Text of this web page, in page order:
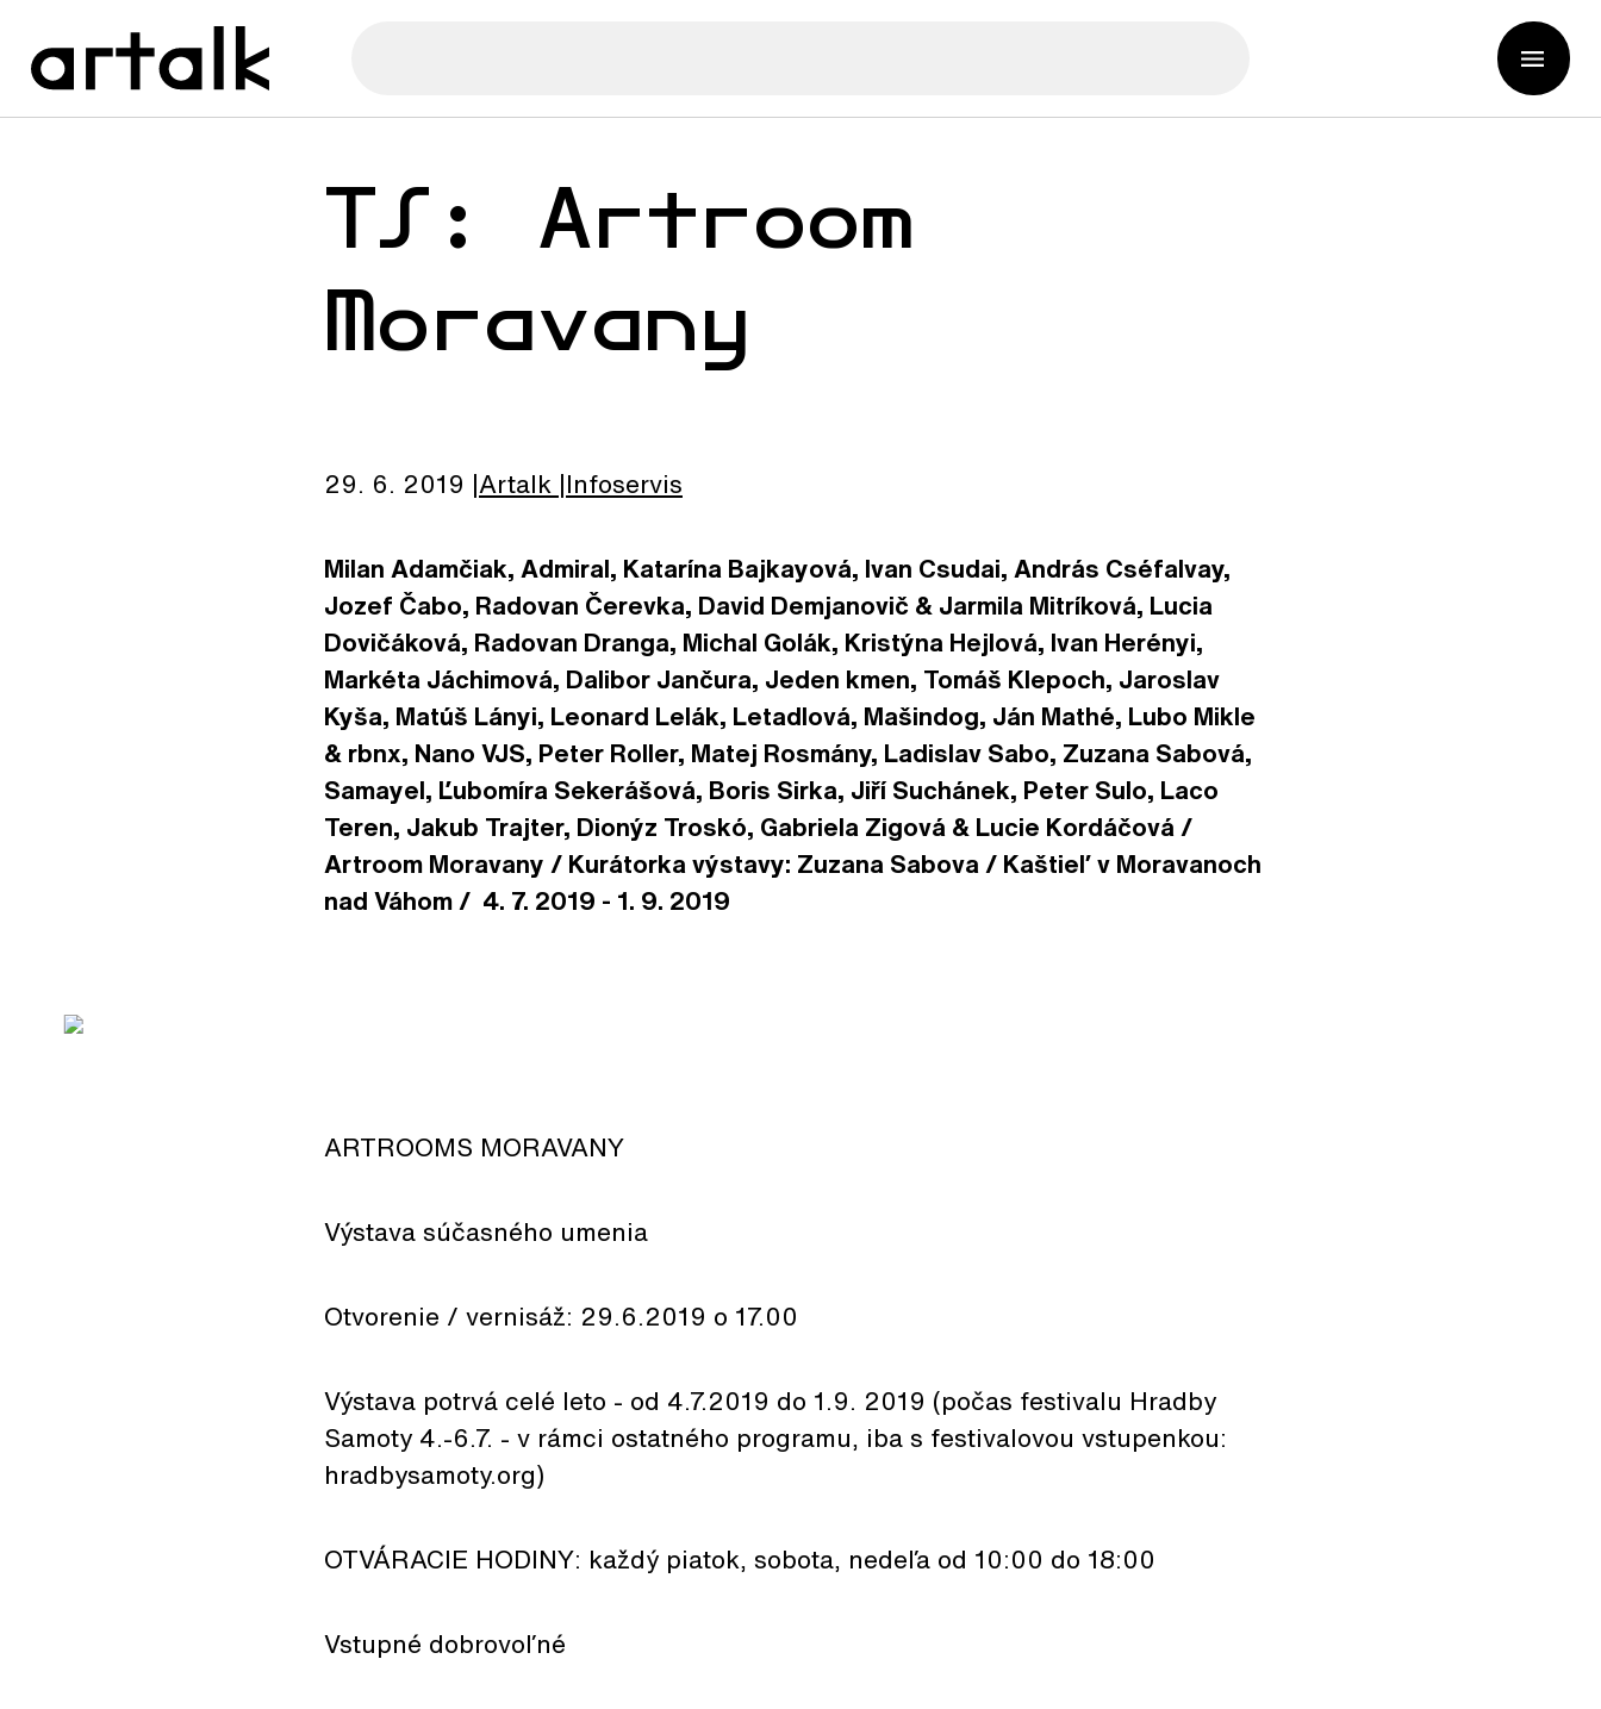
TS: Artroom
Moravany
29. 6. 2019 Artalk Infoservis
Milan Adamčiak, Admiral, Katarína Bajkayová, Ivan Csudai, András Cséfalvay,
Jozef Čabo, Radovan Čerevka, David Demjanovič & Jarmila Mitríková, Lucia
Dovičáková, Radovan Dranga, Michal Golák, Kristýna Hejlová, Ivan Herényi,
Markéta Jáchimová, Dalibor Jančura, Jeden kmen, Tomáš Klepoch, Jaroslav
Kyša, Matúš Lányi, Leonard Lelák, Letadlová, Mašindog, Ján Mathé, Lubo Mikle
& rbnx, Nano VJS, Peter Roller, Matej Rosmány, Ladislav Sabo, Zuzana Sabová,
Samayel, Ľubomíra Sekerášová, Boris Sirka, Jiří Suchánek, Peter Sulo, Laco
Teren, Jakub Trajter, Dionýz Troskó, Gabriela Zigová & Lucie Kordáčová /
Artroom Moravany / Kurátorka výstavy: Zuzana Sabova / Kaštieľ v Moravanoch
nad Váhom / 4. 7. 2019 - 1. 9. 2019
ARTROOMS MORAVANY
Výstava súčasného umenia
Otvorenie / vernisáž: 29.6.2019 o 17.00
Výstava potrvá celé leto - od 4.7.2019 do 1.9. 2019 (počas festivalu Hradby
Samoty 4.-6.7. - v rámci ostatného programu, iba s festivalovou vstupenkou:
hradbysamoty.org)
OTVÁRACIE HODINY: každý piatok, sobota, nedeľa od 10:00 do 18:00
Vstupné dobrovoľné